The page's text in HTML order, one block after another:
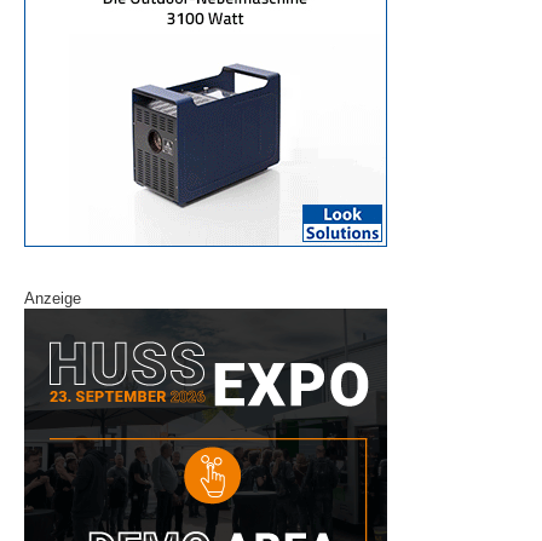
Anzeige